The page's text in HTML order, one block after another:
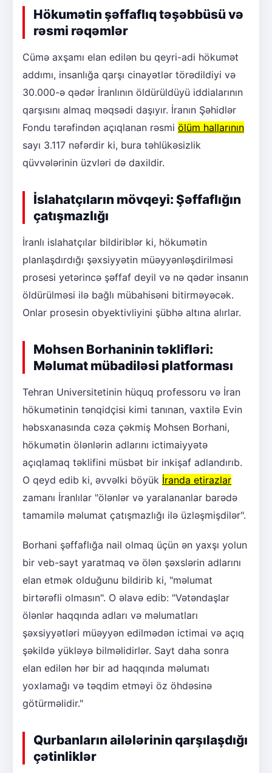
Hökumətin şəffaflıq təşəbbüsü və
rəsmi rəqəmlər
Cümə axşamı elan edilən bu qeyri-adi hökumət
addımı, insanlığa qarşı cinayətlər törədildiyi və
30.000-ə qədər İranlının öldürüldüyü iddialarının
qarşısını almaq məqsədi daşıyır. İranın Şəhidlər
Fondu tərəfindən açıqlanan rəsmi ölüm hallarının
sayı 3.117 nəfərdir ki, bura təhlükəsizlik
qüvvələrinin üzvləri də daxildir.
İslahatçıların mövqeyi: Şəffaflığın
çatışmazlığı
İranlı islahatçılar bildiriblər ki, hökumətin
planlaşdırdığı şəxsiyyətin müəyyənləşdirilməsi
prosesi yetərincə şəffaf deyil və nə qədər insanın
öldürülməsi ilə bağlı mübahisəni bitirməyəcək.
Onlar prosesin obyektivliyini şübhə altına alırlar.
Mohsen Borhaninin təklifləri:
Məlumat mübadiləsi platforması
Tehran Universitetinin hüquq professoru və İran
hökumətinin tənqidçisi kimi tanınan, vaxtilə Evin
həbsxanasında cəza çəkmiş Mohsen Borhani,
hökumətin ölənlərin adlarını ictimaiyyətə
açıqlamaq təklifini müsbət bir inkişaf adlandırıb.
O qeyd edib ki, əvvəlki böyük İranda etirazlar
zamanı İranlılar "ölənlər və yaralananlar barədə
tamamilə məlumat çatışmazlığı ilə üzləşmişdilər".
Borhani şəffaflığa nail olmaq üçün ən yaxşı yolun
bir veb-sayt yaratmaq və ölən şəxslərin adlarını
elan etmək olduğunu bildirib ki, "məlumat
birtərəfli olmasın". O əlavə edib: "Vətəndaşlar
ölənlər haqqında adları və məlumatları
şəxsiyyətləri müəyyən edilmədən ictimai və açıq
şəkildə yükləyə bilməlidirlər. Sayt daha sonra
elan edilən hər bir ad haqqında məlumatı
yoxlamağı və təqdim etməyi öz öhdəsinə
götürməlidir."
Qurbanların ailələrinin qarşılaşdığı
çətinliklər